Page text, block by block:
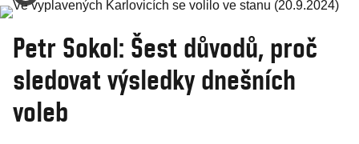
Petr Sokol: Šest důvodů, proč
sledovat výsledky dnešních
voleb